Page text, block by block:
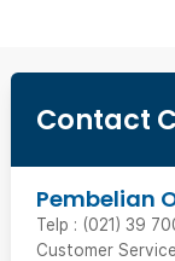
Contact
Pembelian
Telp : (021) 39
Customer